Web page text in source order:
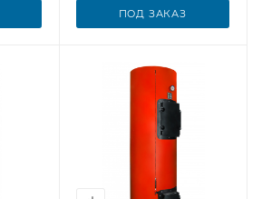
ПОД ЗАКАЗ